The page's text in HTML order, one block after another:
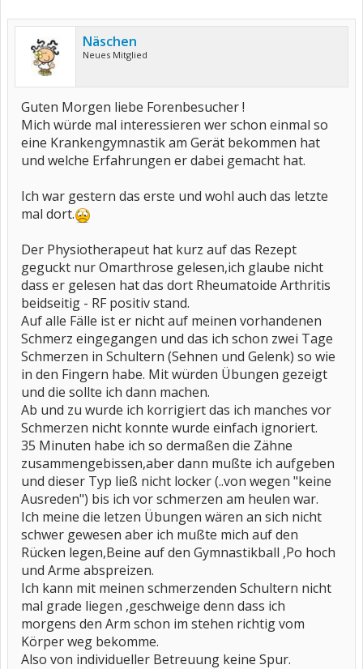
Näschen
Neues Mitglied
Guten Morgen liebe Forenbesucher !
Mich würde mal interessieren wer schon einmal so
eine Krankengymnastik am Gerät bekommen hat
und welche Erfahrungen er dabei gemacht hat.
Ich war gestern das erste und wohl auch das letzte
mal dort.
Der Physiotherapeut hat kurz auf das Rezept
geguckt nur Omarthrose gelesen,ich glaube nicht
dass er gelesen hat das dort Rheumatoide Arthritis
beidseitig - RF positiv stand.
Auf alle Fälle ist er nicht auf meinen vorhandenen
Schmerz eingegangen und das ich schon zwei Tage
Schmerzen in Schultern (Sehnen und Gelenk) so wie
in den Fingern habe. Mit würden Übungen gezeigt
und die sollte ich dann machen.
Ab und zu wurde ich korrigiert das ich manches vor
Schmerzen nicht konnte wurde einfach ignoriert.
35 Minuten habe ich so dermaßen die Zähne
zusammengebissen,aber dann mußte ich aufgeben
und dieser Typ ließ nicht locker (..von wegen "keine
Ausreden") bis ich vor schmerzen am heulen war.
Ich meine die letzen Übungen wären an sich nicht
schwer gewesen aber ich mußte mich auf den
Rücken legen,Beine auf den Gymnastikball ,Po hoch
und Arme abspreizen.
Ich kann mit meinen schmerzenden Schultern nicht
mal grade liegen ,geschweige denn dass ich
morgens den Arm schon im stehen richtig vom
Körper weg bekomme.
Also von individueller Betreuung keine Spur.